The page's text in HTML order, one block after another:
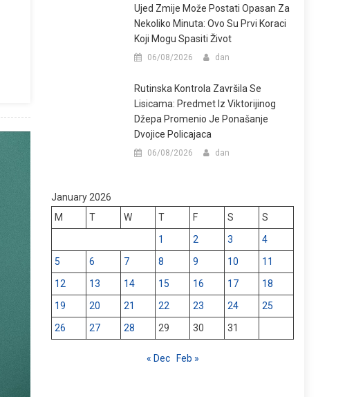
Ujed Zmije Može Postati Opasan Za
Nekoliko Minuta: Ovo Su Prvi Koraci
Koji Mogu Spasiti Život
06/08/2026 dan
Rutinska Kontrola Završila Se
Lisicama: Predmet Iz Viktorijinog
Džepa Promenio Je Ponašanje
Dvojice Policajaca
06/08/2026 dan
January 2026
M
T W T F S
S
1
2 3
4
5
6 7 8 9 10
11
12
13 14 15 16 17
18
19
20 21 22 23 24
25
26
27 28 29 30 31
« Dec Feb »